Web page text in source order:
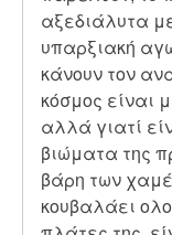
αξεδιάλυτα
υπαρξιακή
κάνουν τον
κόσμος είναι
αλλά γιατί
βιώματα της
βάρη των
κουβαλάει